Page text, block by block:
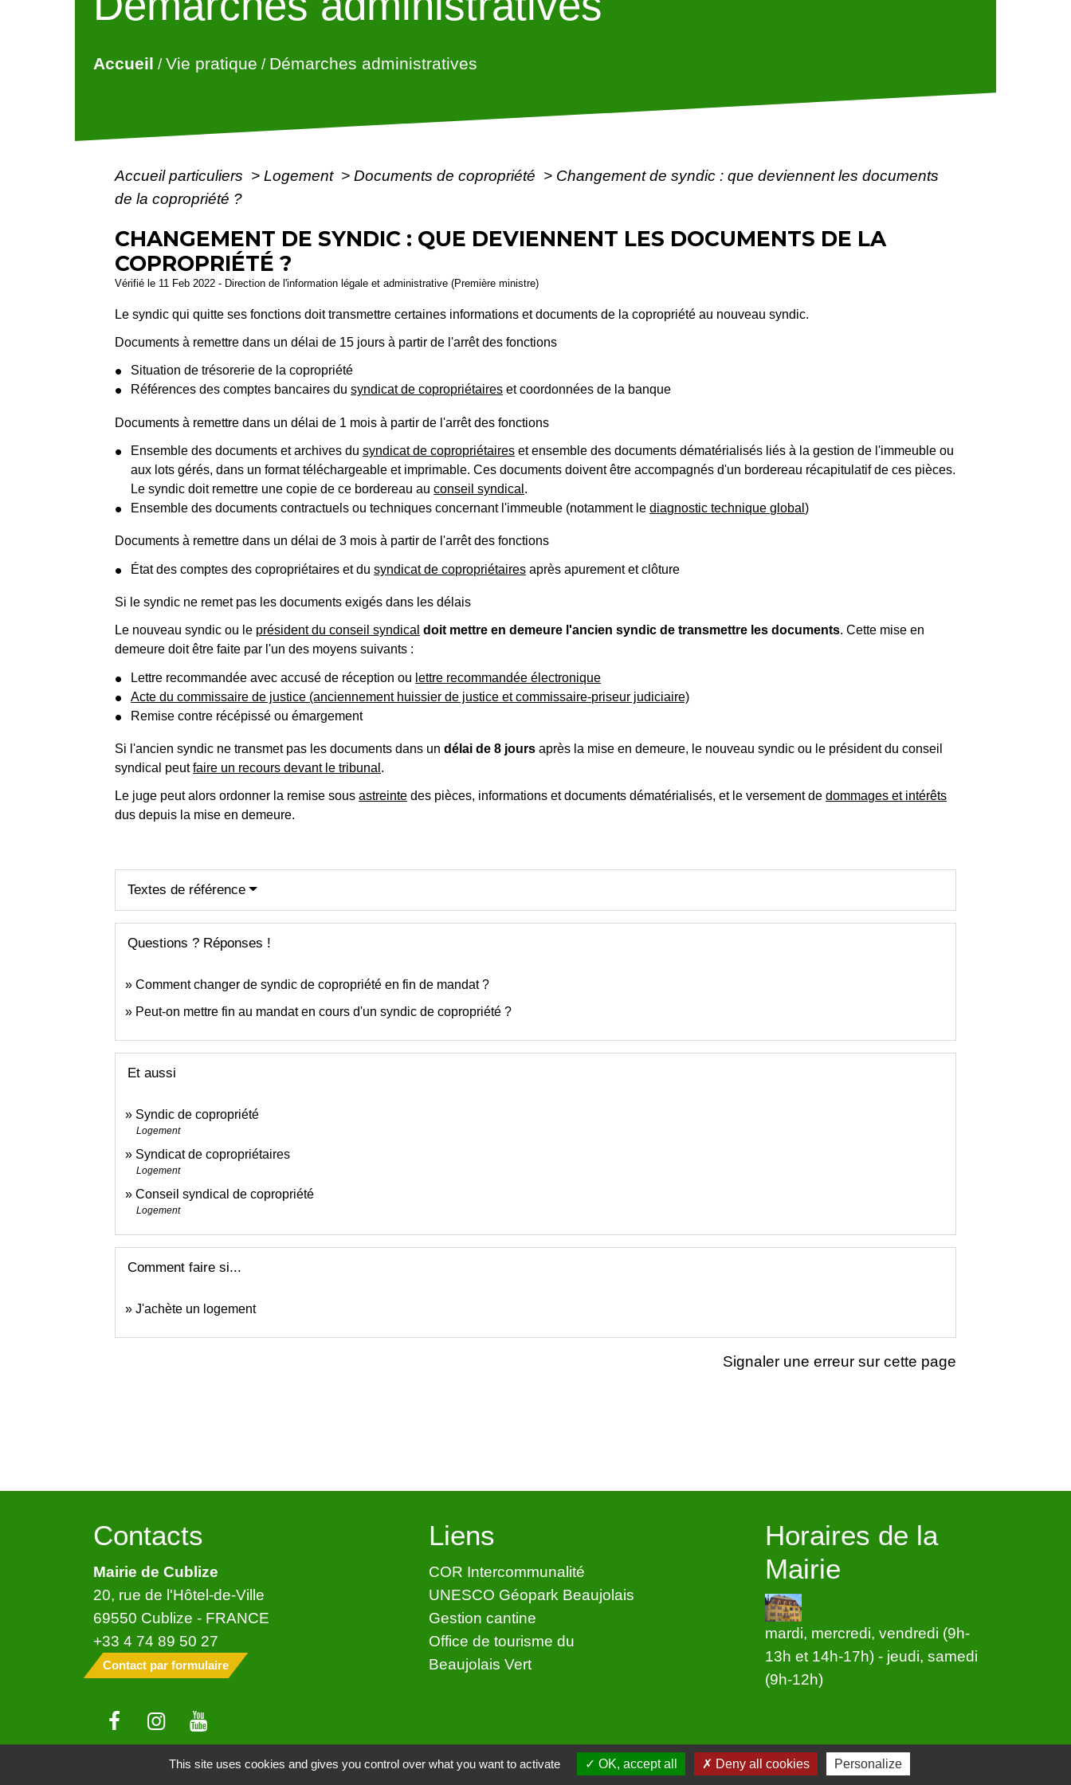
Accueil /Vie pratique / Démarches administratives
Accueil particuliers > Logement > Documents de copropriété > Changement de syndic : que deviennent les documents
de la copropriété ?
CHANGEMENT DE SYNDIC : QUE DEVIENNENT LES DOCUMENTS DE LA
COPROPRIÉTÉ ?
Vérifié le 11 Feb 2022 - Direction de l'information légale et administrative (Première ministre)
Le syndic qui quitte ses fonctions doit transmettre certaines informations et documents de la copropriété au nouveau syndic.
Documents à remettre dans un délai de 15 jours à partir de l'arrêt des fonctions
Situation de trésorerie de la copropriété
Références des comptes bancaires dusyndicat de copropriétaires et coordonnées de la banque
Documents à remettre dans un délai de 1 mois à partir de l'arrêt des fonctions
Ensemble des documents et archives dusyndicat de copropriétaires et ensemble des documents dématérialisés liés à la gestion de l'immeuble ou
aux lots gérés, dans un format téléchargeable et imprimable. Ces documents doivent être accompagnés d'un bordereau récapitulatif de ces pièces.
Le syndic doit remettre une copie de ce bordereau auconseil syndical .
Ensemble des documents contractuels ou techniques concernant l'immeuble (notamment lediagnostic technique global)
Documents à remettre dans un délai de 3 mois à partir de l'arrêt des fonctions
État des comptes des copropriétaires et dusyndicat de copropriétaires après apurement et clôture
Si le syndic ne remet pas les documents exigés dans les délais
Le nouveau syndic ou le président du conseil syndical doit mettre en demeure l'ancien syndic de transmettre les documents. Cette mise en
demeure doit être faite par l'un des moyens suivants :
Lettre recommandée avec accusé de réception ou lettre recommandée électronique
Acte du commissaire de justice (anciennement huissier de justice et commissaire-priseur judiciaire)
Remise contre récépissé ou émargement
Si l'ancien syndic ne transmet pas les documents dans undélai de 8 jours après la mise en demeure, le nouveau syndic ou le président du conseil
syndical peutfaire un recours devant le tribunal .
Le juge peut alors ordonner la remise sousastreinte des pièces, informations et documents dématérialisés, et le versement dedommages et intérêts
dus depuis la mise en demeure.
Textes de référence
Questions ? Réponses !
Comment changer de syndic de copropriété en fin de mandat ?
Peut-on mettre fin au mandat en cours d'un syndic de copropriété ?
Et aussi
Syndic de copropriété
Logement
Syndicat de copropriétaires
Logement
Conseil syndical de copropriété
Logement
Comment faire si...
J'achète un logement
Signaler une erreur sur cette page
Contacts
Mairie de Cublize
20, rue de l'Hôtel-de-Ville
69550 Cublize - FRANCE
+33 4 74 89 50 27
Contact par formulaire
Liens
COR Intercommunalité
UNESCO Géopark Beaujolais
Gestion cantine
Office de tourisme du
Beaujolais Vert
Horaires de la
Mairie
mardi, mercredi, vendredi (9h-
13h et 14h-17h) - jeudi, samedi
(9h-12h)
This site uses cookies and gives you control over what you want to activate OK, accept all Deny all cookies Personalize